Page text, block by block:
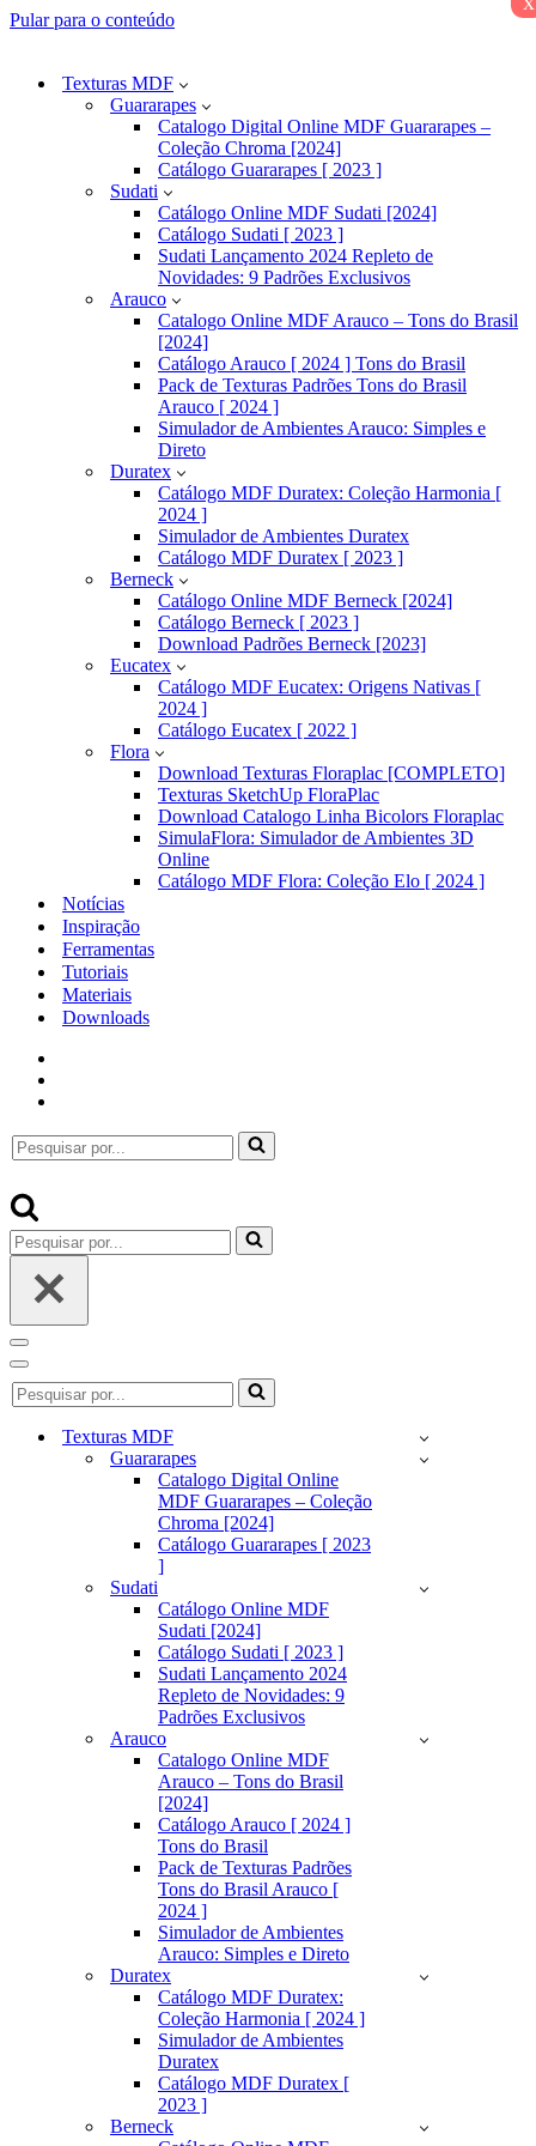
Pular para o conteúdo
Texturas MDF
Guararapes
Catalogo Digital Online MDF Guararapes –
Coleção Chroma [2024]
Catálogo Guararapes [ 2023 ]
Sudati
Catálogo Online MDF Sudati [2024]
Catálogo Sudati [ 2023 ]
Sudati Lançamento 2024 Repleto de
Novidades: 9 Padrões Exclusivos
Arauco
Catalogo Online MDF Arauco – Tons do Brasil
[2024]
Catálogo Arauco [ 2024 ] Tons do Brasil
Pack de Texturas Padrões Tons do Brasil
Arauco [ 2024 ]
Simulador de Ambientes Arauco: Simples e
Direto
Duratex
Catálogo MDF Duratex: Coleção Harmonia [
2024 ]
Simulador de Ambientes Duratex
Catálogo MDF Duratex [ 2023 ]
Berneck
Catálogo Online MDF Berneck [2024]
Catálogo Berneck [ 2023 ]
Download Padrões Berneck [2023]
Eucatex
Catálogo MDF Eucatex: Origens Nativas [
2024 ]
Catálogo Eucatex [ 2022 ]
Flora
Download Texturas Floraplac [COMPLETO]
Texturas SketchUp FloraPlac
Download Catalogo Linha Bicolors Floraplac
SimulaFlora: Simulador de Ambientes 3D
Online
Catálogo MDF Flora: Coleção Elo [ 2024 ]
Notícias
Inspiração
Ferramentas
Tutoriais
Materiais
Downloads
Pesquisar
por...
Pesquisar
por...
Menu
de
navegação
Menu
de
navegação
Pesquisar
por...
Texturas MDF
Guararapes
Catalogo Digital Online
MDF Guararapes – Coleção
Chroma [2024]
Catálogo Guararapes [ 2023
]
Sudati
Catálogo Online MDF
Sudati [2024]
Catálogo Sudati [ 2023 ]
Sudati Lançamento 2024
Repleto de Novidades: 9
Padrões Exclusivos
Arauco
Catalogo Online MDF
Arauco – Tons do Brasil
[2024]
Catálogo Arauco [ 2024 ]
Tons do Brasil
Pack de Texturas Padrões
Tons do Brasil Arauco [
2024 ]
Simulador de Ambientes
Arauco: Simples e Direto
Duratex
Catálogo MDF Duratex:
Coleção Harmonia [ 2024 ]
Simulador de Ambientes
Duratex
Catálogo MDF Duratex [
2023 ]
Berneck